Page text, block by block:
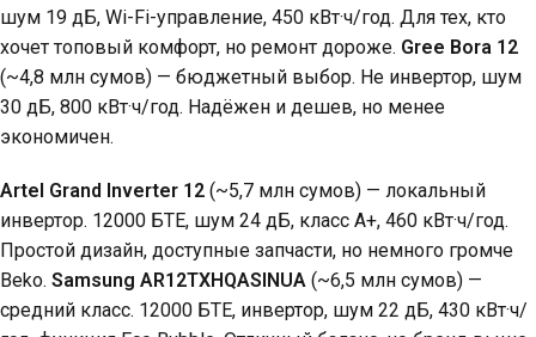
шум 19 дБ, Wi-Fi-управление, 450 кВт·ч/год. Для тех, кто
хочет топовый комфорт, но ремонт дороже. Gree Bora 12
(~4,8 млн сумов) — бюджетный выбор. Не инвертор, шум
30 дБ, 800 кВт·ч/год. Надёжен и дешев, но менее
экономичен.
Artel Grand Inverter 12 (~5,7 млн ​​сумов) — локальный
инвертор. 12000 БТЕ, шум 24 дБ, класс А+, 460 кВт·ч/год.
Простой дизайн, доступные запчасти, но немного громче
Beko. Samsung AR12TXHQASINUA (~6,5 млн сумов) —
средний класс. 12000 БТЕ, инвертор, шум 22 дБ, 430 кВт·ч/